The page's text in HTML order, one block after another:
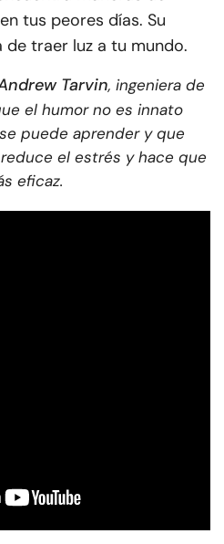
tus peores días. Su
de traer luz a tu mundo.
Tarvin, ingeniera de
el humor no es innato
puede aprender y que
el estrés y hace que
eficaz.